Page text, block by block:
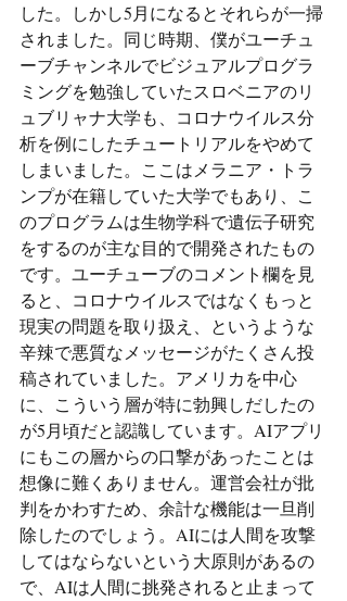
した。しかし5月になるとそれらが一掃
されました。同じ時期、僕がユーチュ
ーブチャンネルでビジュアルプログラ
ミングを勉強していたスロベニアのリ
ュブリャナ大学も、コロナウイルス分
析を例にしたチュートリアルをやめて
しまいました。ここはメラニア・トラ
ンプが在籍していた大学でもあり、こ
のプログラムは生物学科で遺伝子研究
をするのが主な目的で開発されたもの
です。ユーチューブのコメント欄を見
ると、コロナウイルスではなくもっと
現実の問題を取り扱え、というような
辛辣で悪質なメッセージがたくさん投
稿されていました。アメリカを中心
に、こういう層が特に勃興しだしたの
が5月頃だと認識しています。AIアプリ
にもこの層からの口撃があったことは
想像に難くありません。運営会社が批
判をかわすため、余計な機能は一旦削
除したのでしょう。AIには人間を攻撃
してはならないという大原則があるの
で、AIは人間に挑発されると止まって